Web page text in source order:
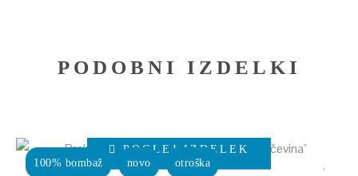
PODOBNI IZDELKI
100% bombaž novo otroška
POGLEJ IZDELEK
Ta